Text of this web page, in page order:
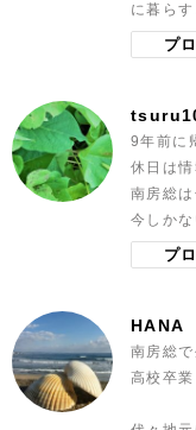
に暮らす
プ
9年前に
休日は
南房総
今しか
プ
HANA
南房総で
高校卒